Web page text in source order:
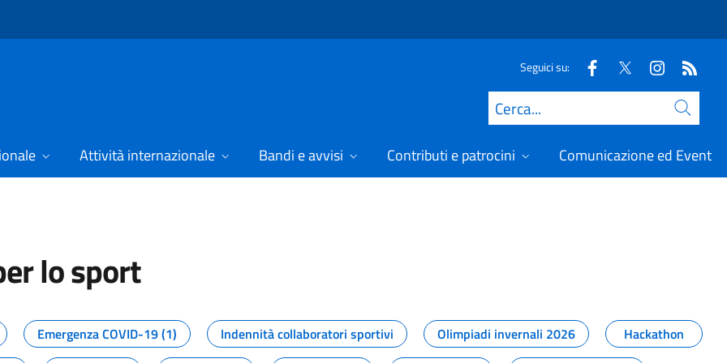
Seguici su:
Cerca
Attività internazionale Bandi e avvisi Contributi e patrocini Comunicazione ed Eventi
lo sport
dal Dipartimento per lo sport
Emergenza COVID-19 (1) Indennità collaboratori sportivi Olimpiadi invernali 2026
Hackathon